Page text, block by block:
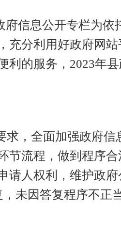
信息公开专栏为依
充分利用好政府网
利的服务， 2023年
求，全面加强政府
节流程，做到程序
请人权利，维护政
未因答复程序不正